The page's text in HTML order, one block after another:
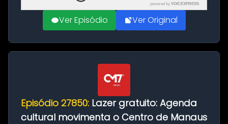
powered by VOICEXPRESS
Ver Episódio Ver Original
Episódio 27850: Lazer gratuito: Agenda
cultural movimenta o Centro de Manaus